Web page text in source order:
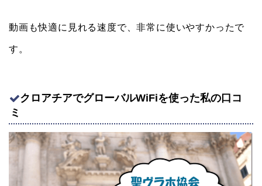
動画も快適に見れる速度で、非常に使いやすかったで
す。
クロアチアでグローバルWiFiを使った私の口コ
ミ